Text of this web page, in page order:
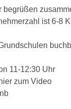
ist 6-8
11-12:30 Uhr
zum Video